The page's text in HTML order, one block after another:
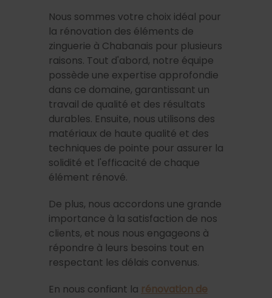
Nous sommes votre choix idéal pour
la rénovation des éléments de
zinguerie à Chabanais pour plusieurs
raisons. Tout d'abord, notre équipe
possède une expertise approfondie
dans ce domaine, garantissant un
travail de qualité et des résultats
durables. Ensuite, nous utilisons des
matériaux de haute qualité et des
techniques de pointe pour assurer la
solidité et l'efficacité de chaque
élément rénové.
De plus, nous accordons une grande
importance à la satisfaction de nos
clients, et nous nous engageons à
répondre à leurs besoins tout en
respectant les délais convenus.
En nous confiant la rénovation de